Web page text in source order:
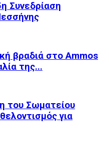
Συνεδρίαση
βραδιά στο Ammos
της...
του Σωματείου
για